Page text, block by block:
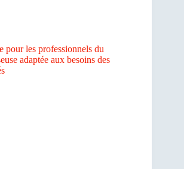
pour les professionnels du
adaptée aux besoins des